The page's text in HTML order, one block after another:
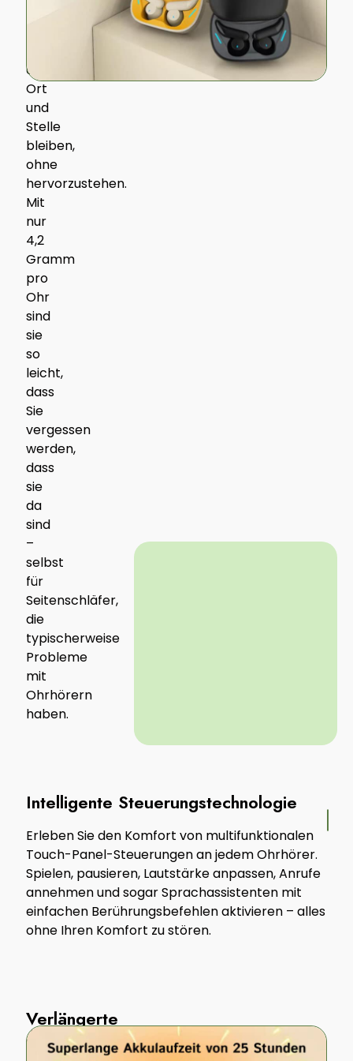
gewährleisten,
an
Ort
und
Stelle
bleiben,
ohne
hervorzustehen.
Mit
nur
4,2
Gramm
pro
Ohr
sind
sie
so
leicht,
dass
Sie
vergessen
werden,
dass
sie
da
sind
–
selbst
für
Seitenschläfer,
die
typischerweise
Probleme
mit
Ohrhörern
haben.
Intelligente Steuerungstechnologie
Erleben Sie den Komfort von multifunktionalen
Touch-Panel-Steuerungen an jedem Ohrhörer.
Spielen, pausieren, Lautstärke anpassen, Anrufe
annehmen und sogar Sprachassistenten mit
einfachen Berührungsbefehlen aktivieren – alles
ohne Ihren Komfort zu stören.
Verlängerte
Akkulaufzeit